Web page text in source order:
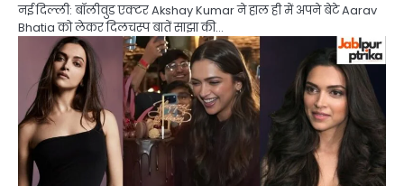
नई दिल्ली: बॉलीवुड एक्टर Akshay Kumar ने हाल ही में अपने बेटे Aarav
Bhatia को लेकर दिलचस्प बातें साझा की…